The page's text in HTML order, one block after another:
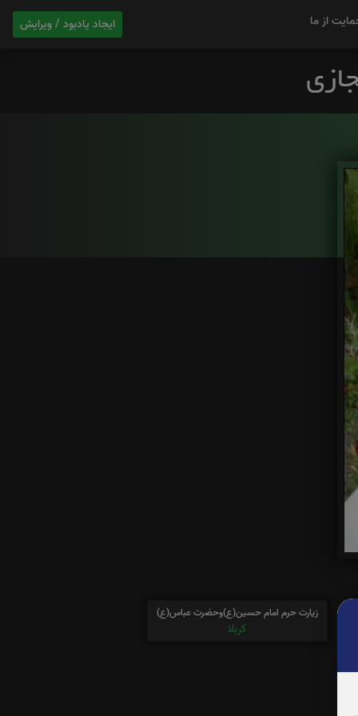
ایجاد یادبود / ویرایش از ما
زیارت حرم امام حسین(ع)وحضرت عباس(ع)
کربلا